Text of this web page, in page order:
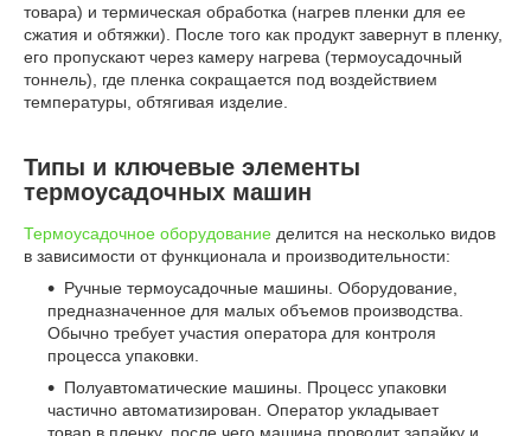
товара) и термическая обработка (нагрев пленки для ее
сжатия и обтяжки). После того как продукт завернут в пленку,
его пропускают через камеру нагрева (термоусадочный
тоннель), где пленка сокращается под воздействием
температуры, обтягивая изделие.
Типы и ключевые элементы
термоусадочных машин
Термоусадочное оборудование делится на несколько видов
в зависимости от функционала и производительности:
Ручные термоусадочные машины. Оборудование,
предназначенное для малых объемов производства.
Обычно требует участия оператора для контроля
процесса упаковки.
Полуавтоматические машины. Процесс упаковки
частично автоматизирован. Оператор укладывает